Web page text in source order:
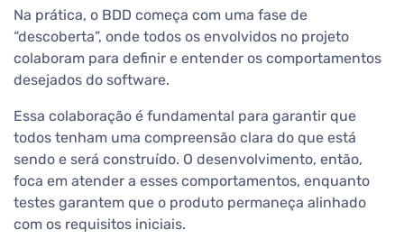
Na prática, o BDD começa com uma fase de
“descoberta”, onde todos os envolvidos no projeto
colaboram para definir e entender os comportamentos
desejados do software.
Essa colaboração é fundamental para garantir que
todos tenham uma compreensão clara do que está
sendo e será construído. O desenvolvimento, então,
foca em atender a esses comportamentos, enquanto
testes garantem que o produto permaneça alinhado
com os requisitos iniciais.